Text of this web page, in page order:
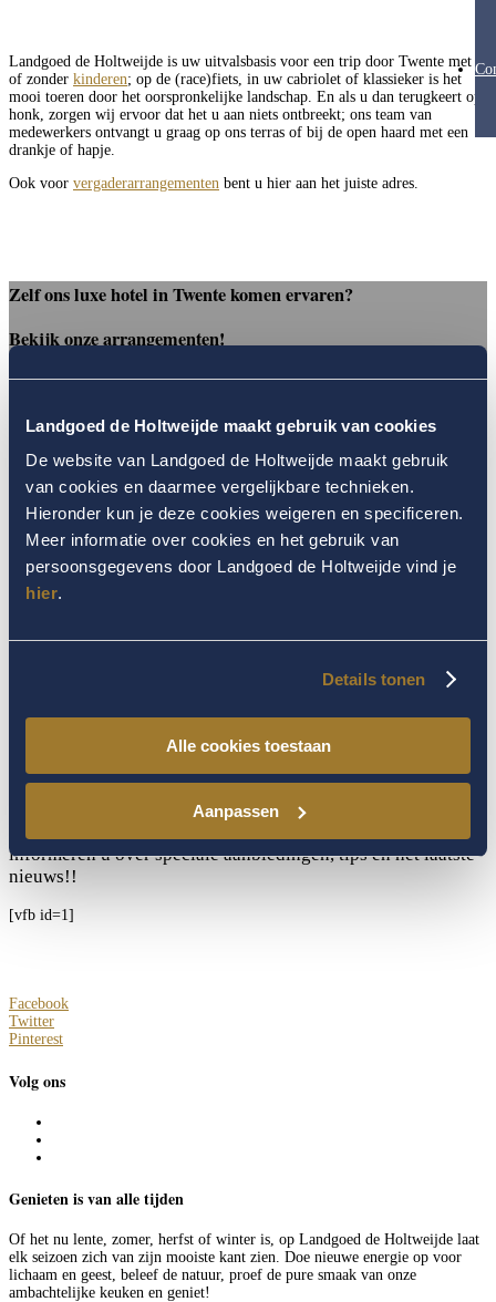
Landgoed de Holtweijde maakt gebruik van cookies
De website van Landgoed de Holtweijde maakt gebruik
van cookies en daarmee vergelijkbare technieken.
Hieronder kun je deze cookies weigeren en specificeren.
Meer informatie over cookies en het gebruik van
persoonsgegevens door Landgoed de Holtweijde vind je
hier.
Details tonen
Alle cookies toestaan
Aanpassen
Landgoed de Holtweijde is uw uitvalsbasis voor een trip door Twente met
of zonder kinderen; op de (race)fiets, in uw cabriolet of klassieker is het
mooi toeren door het oorspronkelijke landschap. En als u dan terugkeert op
honk, zorgen wij ervoor dat het u aan niets ontbreekt; ons team van
medewerkers ontvangt u graag op ons terras of bij de open haard met een
drankje of hapje.
Ook voor vergaderarrangementen bent u hier aan het juiste adres.
Zelf ons luxe hotel in Twente komen ervaren?
Bekijk onze arrangementen!
U wordt warm welkom geheten met koffie of thee en een Twentse lekkernij
binnenzwembad en sauna’s
’s Morgens een uitgebreid ontbijtbuffet (indien gewenst op uw Suite
geserveerd)
Voor extra warmte en romantiek liggen er op uw suite zachte slofjes, een
dikke badjas en rozenblaadjes voor u klaar!
Bekijk onze arrangementen
Op de hoogte blijven van het
laatste nieuws?
Schrijf u dan hieronder in voor onze nieuwsbrief! Wij
informeren u over speciale aanbiedingen, tips en het laatste
nieuws!!
[vfb id=1]
Facebook
Twitter
Pinterest
Volg ons
Genieten is van alle tijden
Of het nu lente, zomer, herfst of winter is, op Landgoed de Holtweijde laat
elk seizoen zich van zijn mooiste kant zien. Doe nieuwe energie op voor
lichaam en geest, beleef de natuur, proef de pure smaak van onze
ambachtelijke keuken en geniet!